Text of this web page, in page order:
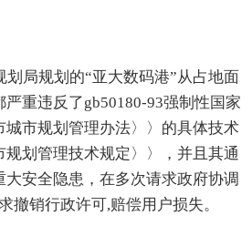
划局规划的“亚大数码港”从占地面
重违反了gb50180-93强制性国家
市规划管理办法〉〉的具体技术
划管理技术规定〉〉，并且其通
安全隐患，在多次请求政府协调
撤销行政许可,赔偿用户损失。